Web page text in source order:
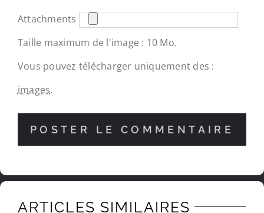
Attachments
Taille maximum de l'image : 10 Mo.
Vous pouvez télécharger uniquement des :
images.
ARTICLES SIMILAIRES